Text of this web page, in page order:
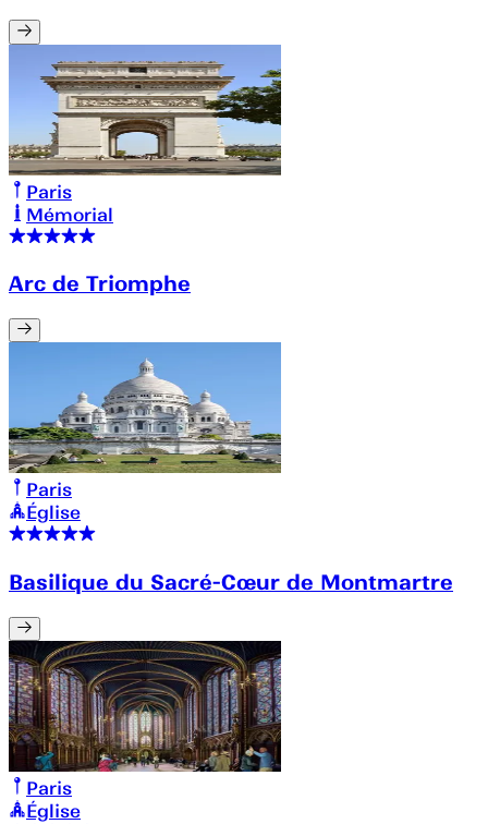
Paris
Mémorial
Arc de Triomphe
Paris
Église
Basilique du Sacré-Cœur de Montmartre
Paris
Église